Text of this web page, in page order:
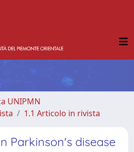
UNIPMN
1.1 Articolo in rivista
Parkinson's disease